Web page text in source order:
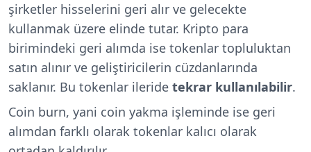
şirketler hisselerini geri alır ve gelecekte
kullanmak üzere elinde tutar. Kripto para
birimindeki geri alımda ise tokenlar topluluktan
satın alınır ve geliştiricilerin cüzdanlarında
saklanır. Bu tokenlar ileride tekrar kullanılabilir.
Coin burn, yani coin yakma işleminde ise geri
alımdan farklı olarak tokenlar kalıcı olarak